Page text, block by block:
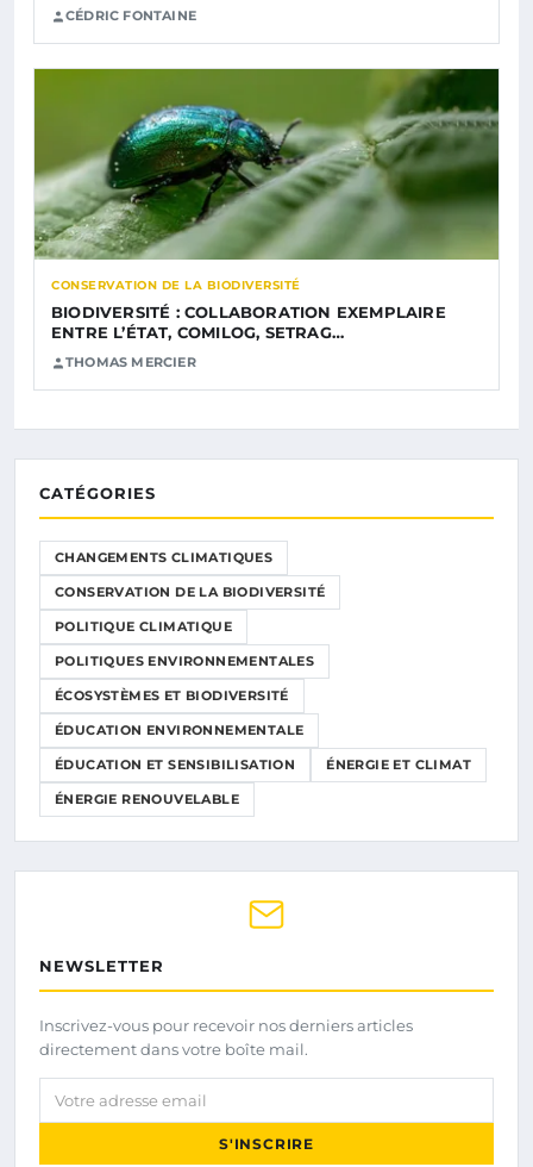
CÉDRIC FONTAINE
CONSERVATION DE LA BIODIVERSITÉ
BIODIVERSITÉ : COLLABORATION EXEMPLAIRE
ENTRE L’ÉTAT, COMILOG, SETRAG…
THOMAS MERCIER
CATÉGORIES
CHANGEMENTS CLIMATIQUES
CONSERVATION DE LA BIODIVERSITÉ
POLITIQUE CLIMATIQUE
POLITIQUES ENVIRONNEMENTALES
ÉCOSYSTÈMES ET BIODIVERSITÉ
ÉDUCATION ENVIRONNEMENTALE
ÉDUCATION ET SENSIBILISATION ÉNERGIE ET CLIMAT
ÉNERGIE RENOUVELABLE
NEWSLETTER
Inscrivez-vous pour recevoir nos derniers articles
directement dans votre boîte mail.
Votre adresse email
S'INSCRIRE